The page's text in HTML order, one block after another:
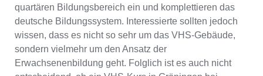
quartären Bildungsbereich ein und komplettieren das
deutsche Bildungssystem. Interessierte sollten jedoch
wissen, dass es nicht so sehr um das VHS-Gebäude,
sondern vielmehr um den Ansatz der
Erwachsenenbildung geht. Folglich ist es auch nicht